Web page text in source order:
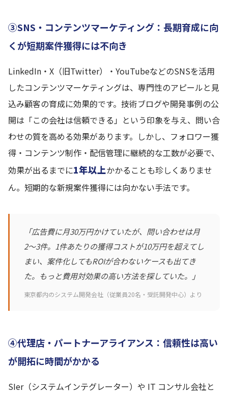
③SNS・コンテンツマーケティング：長期育成に向
くが短期案件獲得には不向き
LinkedIn・X（旧Twitter）・YouTubeなどのSNSを活用
したコンテンツマーケティングは、専門性のアピールと見
込み顧客の育成に効果的です。技術ブログや開発事例の公
開は「この会社は信頼できる」という印象を与え、問い合
わせの質を高める効果があります。しかし、フォロワー獲
得・コンテンツ制作・配信管理に継続的な工数が必要で、
効果が出るまでに1年以上かかることも珍しくありませ
ん。短期的な新規案件獲得には向かない手法です。
「広告費に月30万円かけていたが、問い合わせは月
2〜3件。1件あたりの獲得コストが10万円を超えてし
まい、案件化してもROIが合わないケースも出てき
た。もっと費用対効果の高い方法を探していた。」
東京都内のシステム開発会社（従業員20名・受託開発中心）より
④代理店・パートナーアライアンス：信頼性は高い
が開拓に時間がかかる
SIer（システムインテグレーター）や IT コンサル会社と